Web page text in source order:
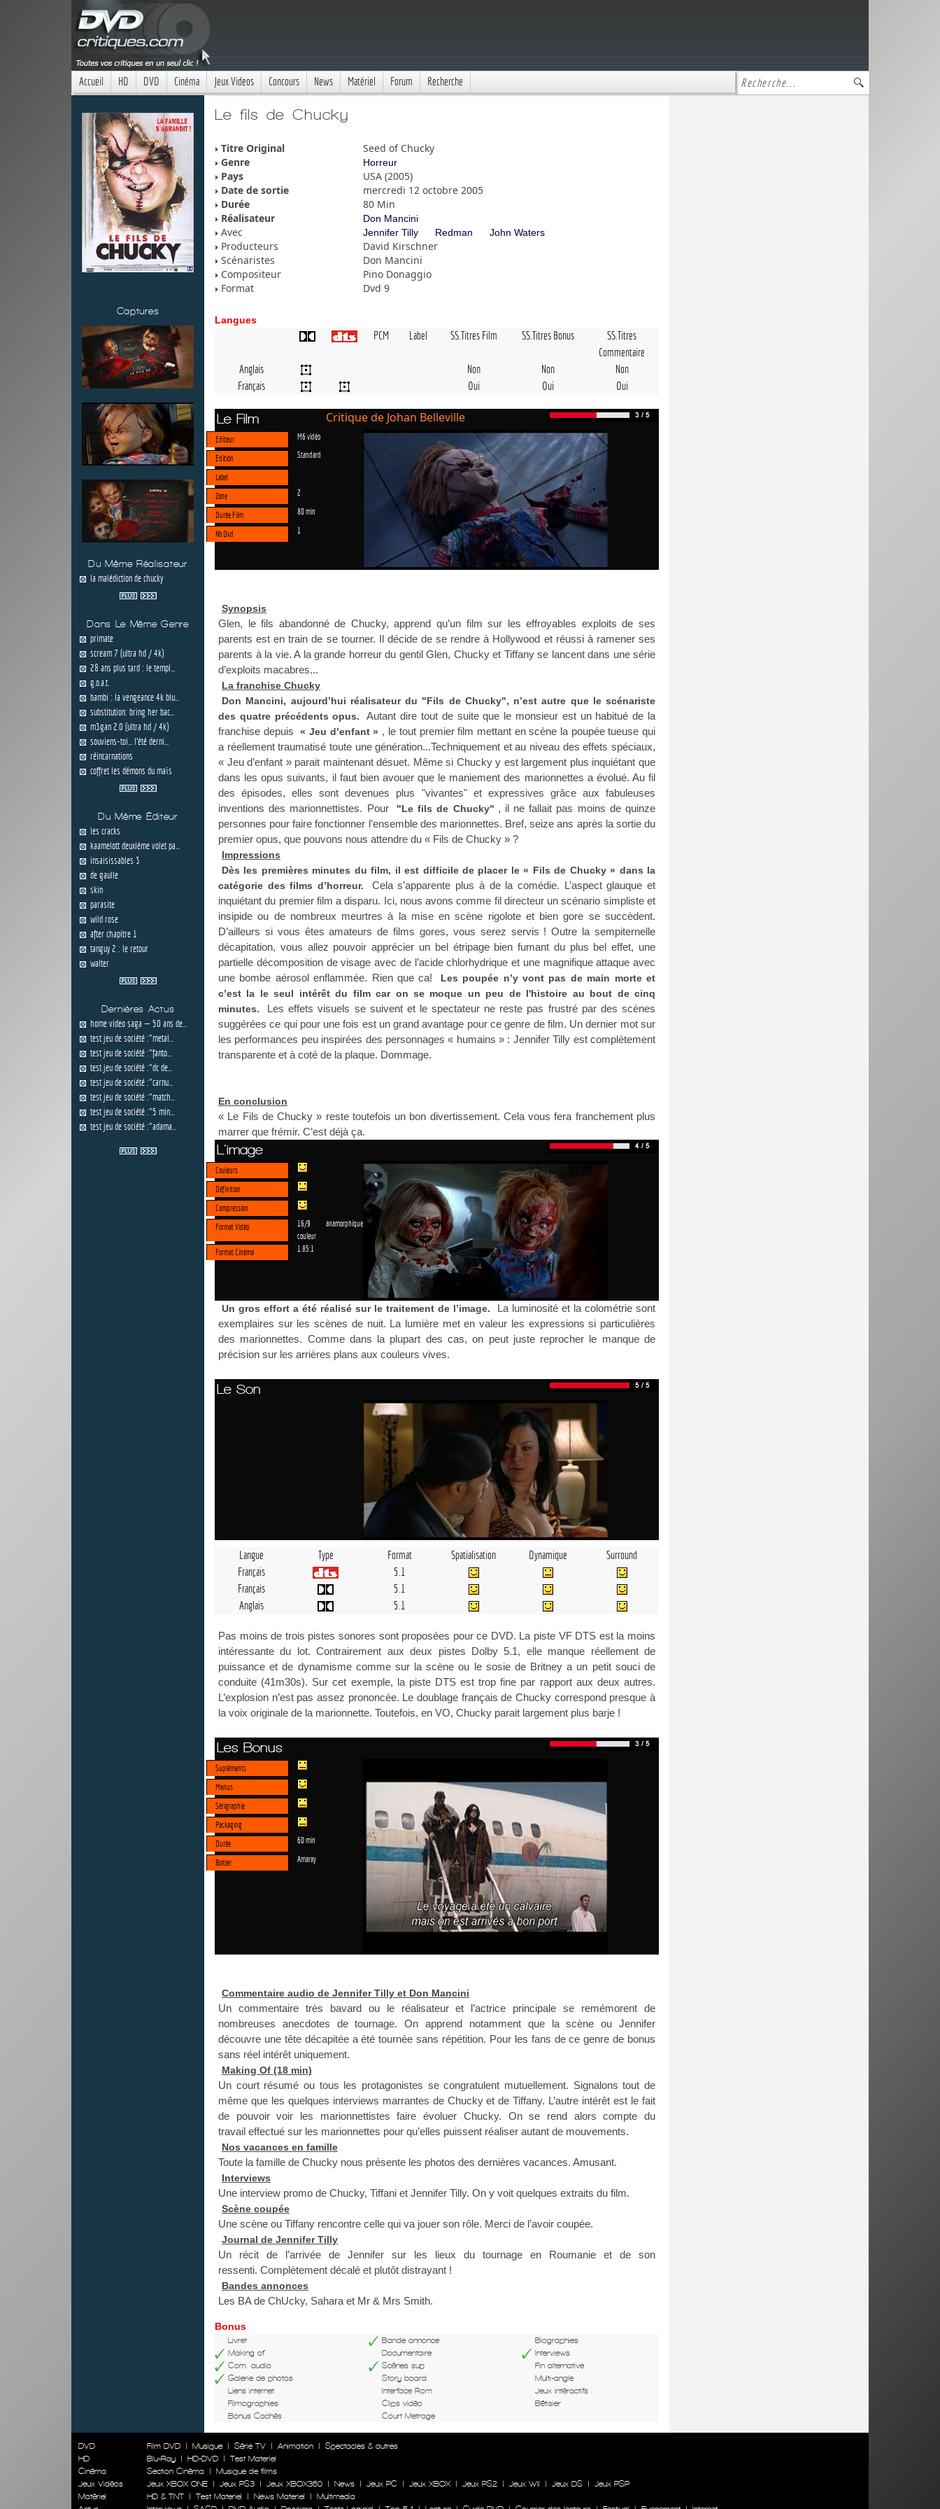
Accueil HD DVD Cinéma Jeux Videos Concours News Matériel Forum Recherche
Captures
Du Même Réalisateur
la malédiction de chucky
Dans Le Même Genre
primate
scream 7 (ultra hd / 4k)
28 ans plus tard : le templ...
g.o.a.t.
bambi : la vengeance 4k blu...
substitution: bring her bac...
m3gan 2.0 (ultra hd / 4k)
souviens-toi... l'été derni...
réincarnations
coffret les démons du maïs
Du Même Éditeur
les cracks
kaamelott deuxième volet pa...
insaisissables 3
de gaulle
skin
parasite
wild rose
after chapitre 1
tanguy 2 : le retour
walter
Dernières Actus
home video saga — 50 ans de...
test jeu de société :"metal...
test jeu de société :"fanto...
test jeu de société :"dc de...
test jeu de société :"carnu...
test jeu de société :"match...
test jeu de société :"5 min...
test jeu de société :"adama...
Le fils de Chucky
Titre Original
Seed of Chucky
Genre
Horreur
Pays
USA (2005)
Date de sortie
mercredi 12 octobre 2005
Durée
80 Min
Réalisateur
Don Mancini
Avec Jennifer Tilly Redman John Waters
Producteurs
David Kirschner
Scénaristes
Don Mancini
Compositeur
Pino Donaggio
Format
Dvd 9
Langues
PCM Label SS.Titres Film SS.Titres Bonus
SS.Titres
Commentaire
Anglais
Non Non
Non
Français
Oui Oui Oui
Le Film Critique de Johan Belleville
Editeur M6 vidéo
Edition Standard
Label
Zone
2
Durée Film 80 min
Nb Dvd 1
Synopsis
Glen, le fils abandonné de Chucky, apprend qu’un film sur les effroyables exploits de ses
parents est en train de se tourner. Il décide de se rendre à Hollywood et réussi à ramener ses
parents à la vie. A la grande horreur du gentil Glen, Chucky et Tiffany se lancent dans une série
d’exploits macabres...
La franchise Chucky
Don Mancini, aujourd’hui réalisateur du "Fils de Chucky", n’est autre que le scénariste
des quatre précédents opus.
Autant dire tout de suite que le monsieur est un habitué de la
franchise depuis
« Jeu d’enfant » , le tout premier film mettant en scène la poupée tueuse qui
a réellement traumatisé toute une génération...Techniquement et au niveau des effets spéciaux,
« Jeu d’enfant » parait maintenant désuet. Même si Chucky y est largement plus inquiétant que
dans les opus suivants, il faut bien avouer que le maniement des marionnettes a évolué. Au fil
des épisodes, elles sont devenues plus "vivantes" et expressives grâce aux fabuleuses
inventions des marionnettistes. Pour
"Le fils de Chucky" , il ne fallait pas moins de quinze
personnes pour faire fonctionner l’ensemble des marionnettes. Bref, seize ans après la sortie du
premier opus, que pouvons nous attendre du « Fils de Chucky » ?
Impressions
Dès les premières minutes du film, il est difficile de placer le « Fils de Chucky » dans la
catégorie des films d’horreur.
Cela s’apparente plus à de la comédie. L’aspect glauque et
inquiétant du premier film a disparu. Ici, nous avons comme fil directeur un scénario simpliste et
insipide ou de nombreux meurtres à la mise en scène rigolote et bien gore se succèdent.
D’ailleurs si vous êtes amateurs de films gores, vous serez servis ! Outre la sempiternelle
décapitation, vous allez pouvoir apprécier un bel étripage bien fumant du plus bel effet, une
partielle décomposition de visage avec de l’acide chlorhydrique et une magnifique attaque avec
une bombe aérosol enflammée. Rien que ca!
Les poupée n’y vont pas de main morte et
c’est la le seul intérêt du film car on se moque un peu de l'histoire au bout de cinq
minutes.
Les effets visuels se suivent et le spectateur ne reste pas frustré par des scènes
suggérées ce qui pour une fois est un grand avantage pour ce genre de film. Un dernier mot sur
les performances peu inspirées des personnages « humains » : Jennifer Tilly est complètement
transparente et à coté de la plaque. Dommage.
En conclusion
« Le Fils de Chucky » reste toutefois un bon divertissement. Cela vous fera franchement plus
marrer que frémir. C’est déjà ça.
L'image
Couleurs
Définition
Compression
Format Vidéo
16/9 anamorphique
couleur
Format Cinéma
1.85:1
Un gros effort a été réalisé sur le traitement de l’image.
La luminosité et la colométrie sont
exemplaires sur les scènes de nuit. La lumière met en valeur les expressions si particulières
des marionnettes. Comme dans la plupart des cas, on peut juste reprocher le manque de
précision sur les arrières plans aux couleurs vives.
Le Son
Langue Type Format Spatialisation Dynamique
Surround
Français
5.1
Français
5.1
Anglais
5.1
Pas moins de trois pistes sonores sont proposées pour ce DVD. La piste VF DTS est la moins
intéressante du lot. Contrairement aux deux pistes Dolby 5.1, elle manque réellement de
puissance et de dynamisme comme sur la scène ou le sosie de Britney a un petit souci de
conduite (41m30s). Sur cet exemple, la piste DTS est trop fine par rapport aux deux autres.
L’explosion n’est pas assez prononcée. Le doublage français de Chucky correspond presque à
la voix originale de la marionnette. Toutefois, en VO, Chucky parait largement plus barje !
Les Bonus
Supléments
Menus
Sérigraphie
Packaging
Durée
60 min
Boitier Amaray
Commentaire audio de Jennifer Tilly et Don Mancini
Un commentaire très bavard ou le réalisateur et l’actrice principale se remémorent de
nombreuses anecdotes de tournage. On apprend notamment que la scène ou Jennifer
découvre une tête décapitée a été tournée sans répétition. Pour les fans de ce genre de bonus
sans réel intérêt uniquement.
Making Of (18 min)
Un court résumé ou tous les protagonistes se congratulent mutuellement. Signalons tout de
même que les quelques interviews marrantes de Chucky et de Tiffany. L’autre intérêt est le fait
de pouvoir voir les marionnettistes faire évoluer Chucky. On se rend alors compte du
travail effectué sur les marionnettes pour qu’elles puissent réaliser autant de mouvements.
Nos vacances en famille
Toute la famille de Chucky nous présente les photos des dernières vacances. Amusant.
Interviews
Une interview promo de Chucky, Tiffani et Jennifer Tilly. On y voit quelques extraits du film.
Scène coupée
Une scène ou Tiffany rencontre celle qui va jouer son rôle. Merci de l’avoir coupée.
Journal de Jennifer Tilly
Un récit de l’arrivée de Jennifer sur les lieux du tournage en Roumanie et de son
ressenti. Complètement décalé et plutôt distrayant !
Bandes annonces
Les BA de ChUcky, Sahara et Mr & Mrs Smith.
Bonus
Livret Bande annonce
Biographies
Making of
Documentaire
Interviews
Com. audio
Scènes sup
Fin alternative
Galerie de photos
Story board
Multi-angle
Liens internet
Interface Rom
Jeux intéractifs
Filmographies
Clips vidéo
Bêtisier
Bonus Cachés
Court Metrage
DVD
HD
Cinéma
Jeux Vidéos
Matériel
Film DVD | Musique | Série TV | Animation |
Spectacles & autres
Blu-Ray
| HD-DVD |
Test Materiel
Section Cinéma
|
Musique de films
Jeux XBOX ONE
| Jeux PS3 | Jeux XBOX360 | News | Jeux PC | Jeux XBOX | Jeux PS2 | Jeux WII | Jeux DS |
Jeux PSP
HD & TNT
| Test Materiel | News Materiel |
Multimedia